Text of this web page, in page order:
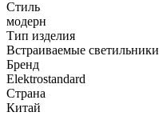
Стиль
модерн
Тип изделия
Встраиваемые светильники
Бренд
Elektrostandard
Страна
Китай